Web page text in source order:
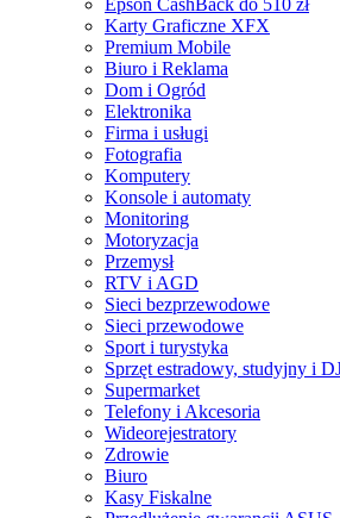
Epson CashBack do 510 zł
Karty Graficzne XFX
Premium Mobile
Biuro i Reklama
Dom i Ogród
Elektronika
Firma i usługi
Fotografia
Komputery
Konsole i automaty
Monitoring
Motoryzacja
Przemysł
RTV i AGD
Sieci bezprzewodowe
Sieci przewodowe
Sport i turystyka
Sprzęt estradowy, studyjny i
Supermarket
Telefony i Akcesoria
Wideorejestratory
Zdrowie
Biuro
Kasy Fiskalne